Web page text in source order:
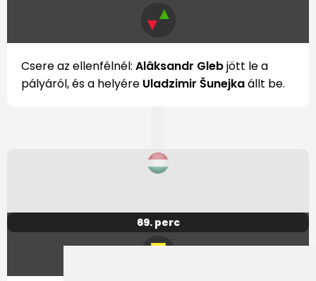
▼▲
Csere az ellenfélnél: Alâksandr Glebjött le a
pályáról, és a helyére Uladzimir Šunejkaállt be.
69. perc